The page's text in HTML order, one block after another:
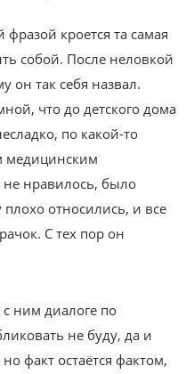
фразой кроется та самая
собой. После неловкой
он так себя назвал.
что до детского дома
по какой-то
медицинским
нравилось, было
относились, и все
С тех пор он
ним диалоге по
не буду, да и
факт остаётся фактом,